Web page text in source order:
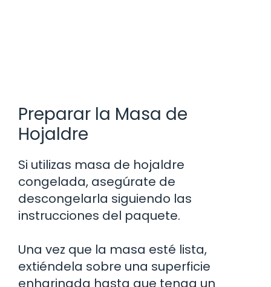
Preparar la Masa de
Hojaldre
Si utilizas masa de hojaldre
congelada, asegúrate de
descongelarla siguiendo las
instrucciones del paquete.
Una vez que la masa esté lista,
extiéndela sobre una superficie
enharinada hasta que tenga un